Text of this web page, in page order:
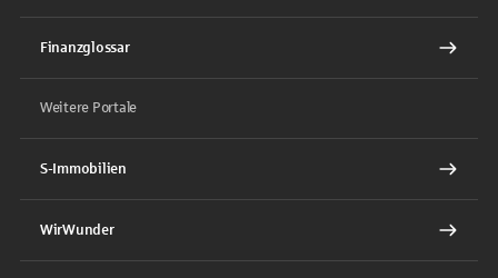
Finanzglossar
Weitere Portale
S-Immobilien
WirWunder